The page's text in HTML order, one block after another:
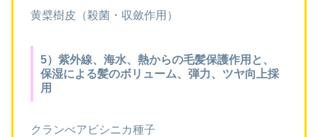
黄檗樹皮（殺菌・収斂作用）
5）紫外線、海水、熱からの毛髪保護作用と、
保湿による髪のボリューム、弾力、ツヤ向上採
用
クランべアビシニカ種子